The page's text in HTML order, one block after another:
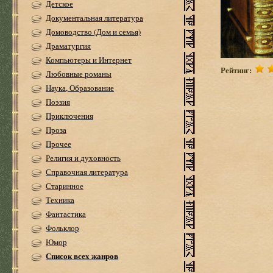
Детское
Документальная литература
Домоводство (Дом и семья)
Драматургия
Компьютеры и Интернет
Любовные романы
Наука, Образование
Поэзия
Приключения
Проза
Прочее
Религия и духовность
Справочная литература
Старинное
Техника
Фантастика
Фольклор
Юмор
Список всех жанров
Рейтинг: